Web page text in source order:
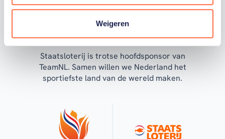
Weigeren
Trotse hoofdsponsor
Staatsloterij is trotse hoofdsponsor van
TeamNL. Samen willen we Nederland het
sportiefste land van de wereld maken.